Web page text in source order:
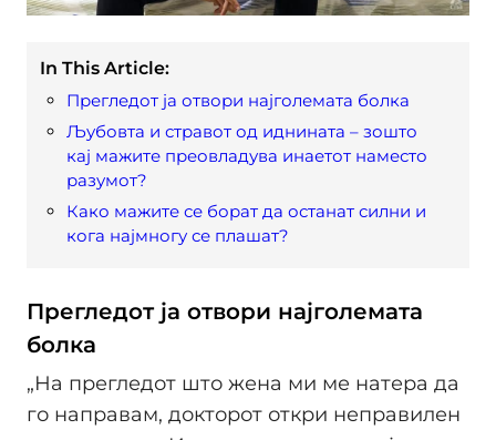
In This Article:
Прегледот ја отвори најголемата болка
Љубовта и стравот од иднината – зошто
кај мажите преовладува инаетот наместо
разумот?
Како мажите се борат да останат силни и
кога најмногу се плашат?
Прегледот ја отвори најголемата
болка
„На прегледот што жена ми ме натера да
го направам, докторот откри неправилен